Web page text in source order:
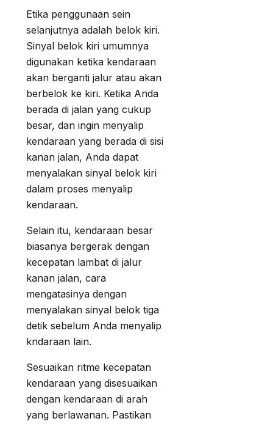
Etika penggunaan sein
selanjutnya adalah belok kiri.
Sinyal belok kiri umumnya
digunakan ketika kendaraan
akan berganti jalur atau akan
berbelok ke kiri. Ketika Anda
berada di jalan yang cukup
besar, dan ingin menyalip
kendaraan yang berada di sisi
kanan jalan, Anda dapat
menyalakan sinyal belok kiri
dalam proses menyalip
kendaraan.
Selain itu, kendaraan besar
biasanya bergerak dengan
kecepatan lambat di jalur
kanan jalan, cara
mengatasinya dengan
menyalakan sinyal belok tiga
detik sebelum Anda menyalip
kndaraan lain.
Sesuaikan ritme kecepatan
kendaraan yang disesuaikan
dengan kendaraan di arah
yang berlawanan. Pastikan